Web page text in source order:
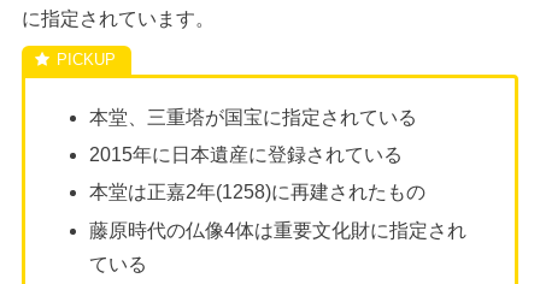
に指定されています。
本堂、三重塔が国宝に指定されている
2015年に日本遺産に登録されている
本堂は正嘉2年(1258)に再建されたもの
藤原時代の仏像4体は重要文化財に指定され
ている